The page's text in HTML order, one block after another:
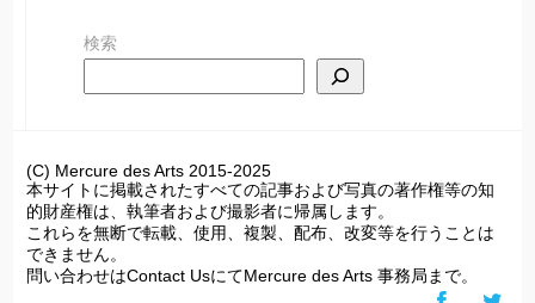
イ
検索
(C) Mercure des Arts 2015-2025
本サイトに掲載されたすべての記事および写真の著作権等の知
的財産権は、執筆者および撮影者に帰属します。
これらを無断で転載、使用、複製、配布、改変等を行うことは
できません。
問い合わせはContact UsにてMercure des Arts 事務局まで。